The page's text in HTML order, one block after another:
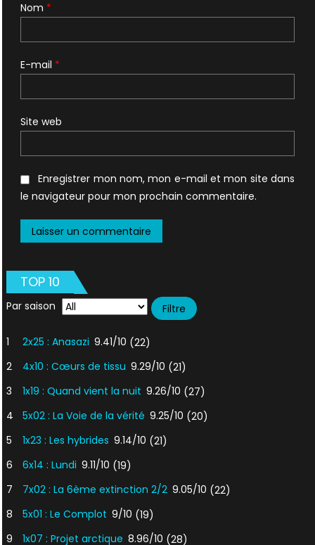
Nom *
E-mail *
Site web
Enregistrer mon nom, mon e-mail et mon site dans
le navigateur pour mon prochain commentaire.
TOP 10
Par saison
1 2x25 : Anasazi 9.41/10 (22)
2
4x10 : Cœurs de tissu 9.29/10 (21)
3
1x19 : Quand vient la nuit 9.26/10 (27)
4
5x02 : La Voie de la vérité 9.25/10 (20)
5
1x23 : Les hybrides 9.14/10 (21)
6
6x14 : Lundi 9.11/10 (19)
7
7x02 : La 6ème extinction 2/2 9.05/10 (22)
8
5x01 : Le Complot 9/10 (19)
9
1x07 : Projet arctique 8.96/10 (28)